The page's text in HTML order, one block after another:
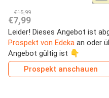
€15,99
€7,99
Leider! Dieses Angebot ist
Prospekt von Edeka an oder
Angebot gültig ist 👇
Prospekt anschauen